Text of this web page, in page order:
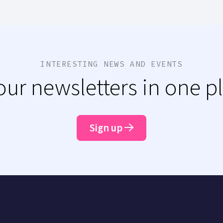
INTERESTING NEWS AND EVENTS
newsletters in one
Sign up